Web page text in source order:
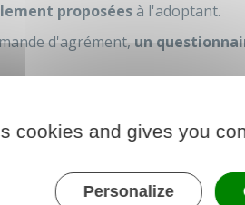
proposéesà l'adoptant.
d'agrément, un
sociale, professionnelle et
cookies and gives you
Personalize